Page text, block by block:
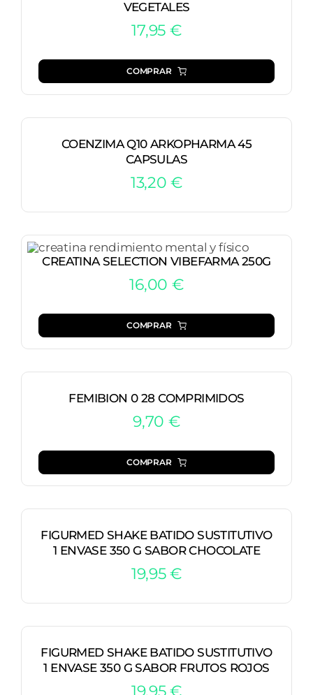
VEGETALES
17,95 €
COMPRAR
COENZIMA Q10 ARKOPHARMA 45
CAPSULAS
13,20€
CREATINA SELECTION VIBEFARMA 250G
16,00 €
COMPRAR
FEMIBION 0 28 COMPRIMIDOS
9,70€
COMPRAR
FIGURMED SHAKE BATIDO SUSTITUTIVO
1 ENVASE 350 G SABOR CHOCOLATE
19,95€
FIGURMED SHAKE BATIDO SUSTITUTIVO
1 ENVASE 350 G SABOR FRUTOS ROJOS
19,95€